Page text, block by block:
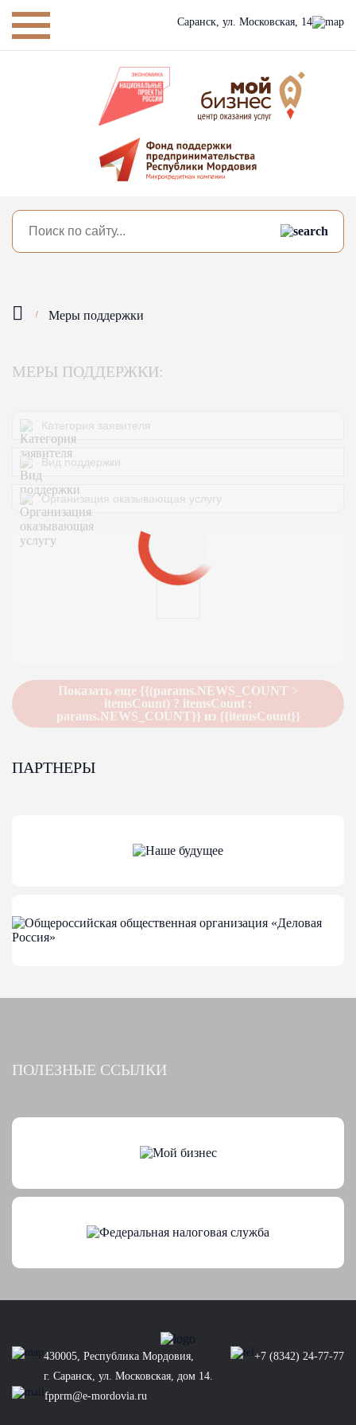
Саранск, ул. Московская, 14
Меры поддержки
МЕРЫ ПОДДЕРЖКИ:
Показать еще {{(params.NEWS_COUNT >
itemsCount) ? itemsCount :
params.NEWS_COUNT}} из {{itemsCount}}
ПАРТНЕРЫ
ПОЛЕЗНЫЕ ССЫЛКИ
430005, Республика Мордовия,
г. Саранск, ул. Московская, дом 14.
+7 (8342) 24-77-77
fpprm@e-mordovia.ru